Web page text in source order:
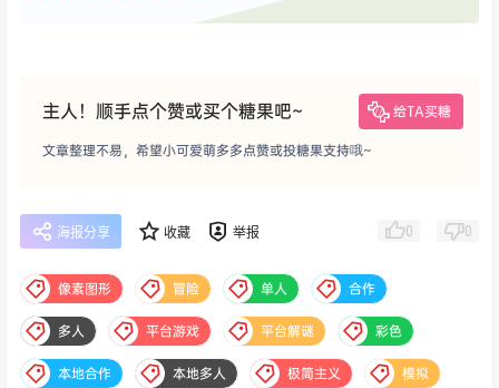
主人！顺手点个赞或买个糖果吧~ 给TA买糖
文章整理不易，希望小可爱萌多多点赞或投糖果支持哦~
海报分享 收藏 举报 0 0
像素图形 冒险 单人 合作
多人 平台游戏 平台解谜 彩色
本地合作 本地多人 极简主义 模拟